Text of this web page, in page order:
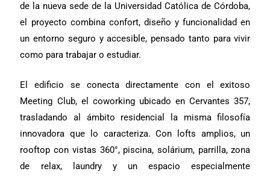
de la nueva sede de la Universidad Católica de Córdoba,
el proyecto combina confort, diseño y funcionalidad en
un entorno seguro y accesible, pensado tanto para vivir
como para trabajar o estudiar.
El edificio se conecta directamente con el exitoso
Meeting Club, el coworking ubicado en Cervantes 357,
trasladando al ámbito residencial la misma filosofía
innovadora que lo caracteriza. Con lofts amplios, un
rooftop con vistas 360°, piscina, solárium, parrilla, zona
de relax, laundry y un espacio especialmente